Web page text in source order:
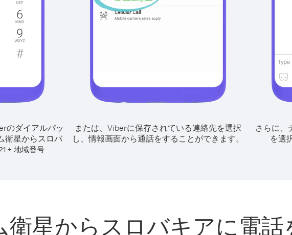
のダイアルパッ
衛星からスロバ
+ 地域番号
または、Viberに保存されている連絡先を選択
し、情報画面から通話をすることができます。
さらに、
を選
衛星からスロバキアに電話